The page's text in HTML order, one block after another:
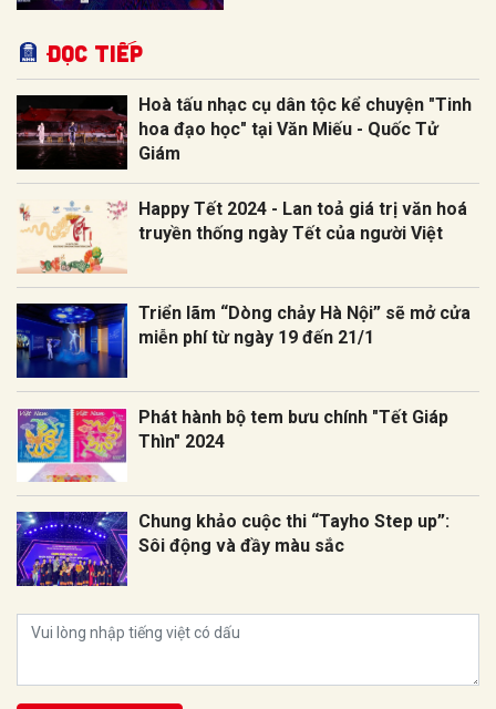
Đọc tiếp
Hoà tấu nhạc cụ dân tộc kể chuyện "Tinh
hoa đạo học" tại Văn Miếu - Quốc Tử
Giám
Happy Tết 2024 - Lan toả giá trị văn hoá
truyền thống ngày Tết của người Việt
Triển lãm “Dòng chảy Hà Nội” sẽ mở cửa
miễn phí từ ngày 19 đến 21/1
Phát hành bộ tem bưu chính "Tết Giáp
Thìn" 2024
Chung khảo cuộc thi “Tayho Step up”:
Sôi động và đầy màu sắc